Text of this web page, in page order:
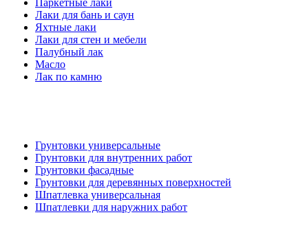
Паркетные лаки
Лаки для бань и саун
Яхтные лаки
Лаки для стен и мебели
Палубный лак
Масло
Лак по камню
Грунтовки универсальные
Грунтовки для внутренних работ
Грунтовки фасадные
Грунтовки для деревянных поверхностей
Шпатлевка универсальная
Шпатлевки для наружних работ